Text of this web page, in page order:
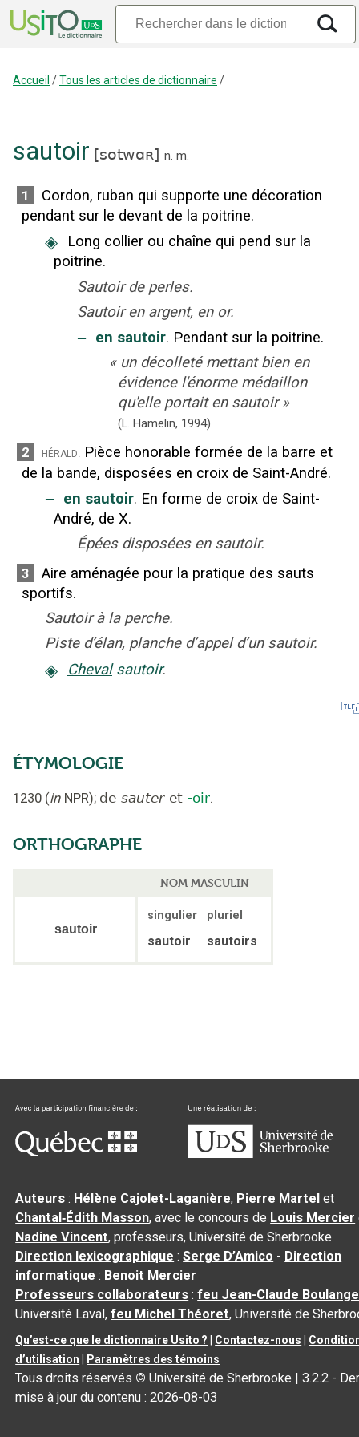
Accueil /Tous les articles de dictionnaire /
sautoir [sotwɑʀ] n. m.
1
Cordon, ruban qui supporte une décoration
pendant sur le devant de la poitrine.
◈
Long collier ou chaîne qui pend sur la
poitrine.
Sautoir de perles.
Sautoir en argent, en or.
‒ en sautoir. Pendant sur la poitrine.
« un décolleté mettant bien en
évidence l'énorme médaillon
qu'elle portait en sautoir »
(L. Hamelin, 1994).
2 hérald. Pièce honorable formée de la barre et
de la bande, disposées en croix de Saint-André.
‒ en sautoir. En forme de croix de Saint-
André, de X.
Épées disposées en sautoir.
3
Aire aménagée pour la pratique des sauts
sportifs.
Sautoir à la perche.
Piste d’élan, planche d’appel d’un sautoir.
◈ Cheval sautoir.
ÉTYMOLOGIE
1230 (in NPR); de sauter et -oir.
ORTHOGRAPHE
NOM MASCULIN
sautoir
singulier pluriel
sautoir sautoirs
Auteurs : Hélène Cajolet-Laganière, Pierre Martel et
Chantal‑Édith Masson, avec le concours de Louis Mercier
Nadine Vincent, professeurs, Université de Sherbrooke
Direction lexicographique :Serge D’Amico - Direction
informatique : Benoit Mercier
Professeurs collaborateurs :feu Jean-Claude
Université Laval,feu Michel Théoret, Université de
Qu’est-ce que le dictionnaire Usito ? Contactez-nous
d’utilisation
Paramètres des témoins
Tous droits réservés © Université de Sherbrooke |3.2.2 -
mise à jour du contenu :2026-08-03